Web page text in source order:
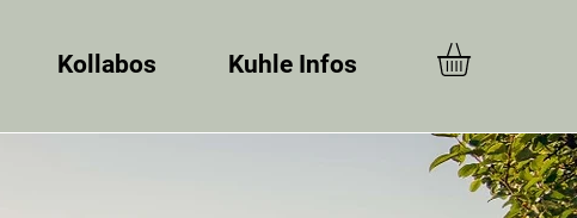
Kollabos Kuhle Infos